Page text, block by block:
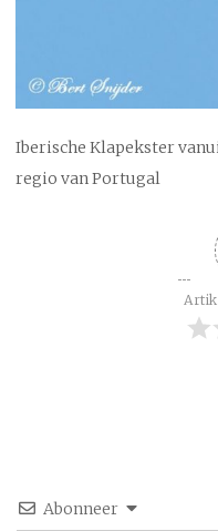
Iberische Klapekster
regio van Portugal
Abonneer